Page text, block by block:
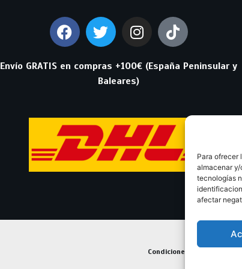
Para ofrecer
almacenar
tecnologías
afectar
Envío GRATIS en compras +100€ (España Peninsular y
Baleares)
Condiciones Generales de